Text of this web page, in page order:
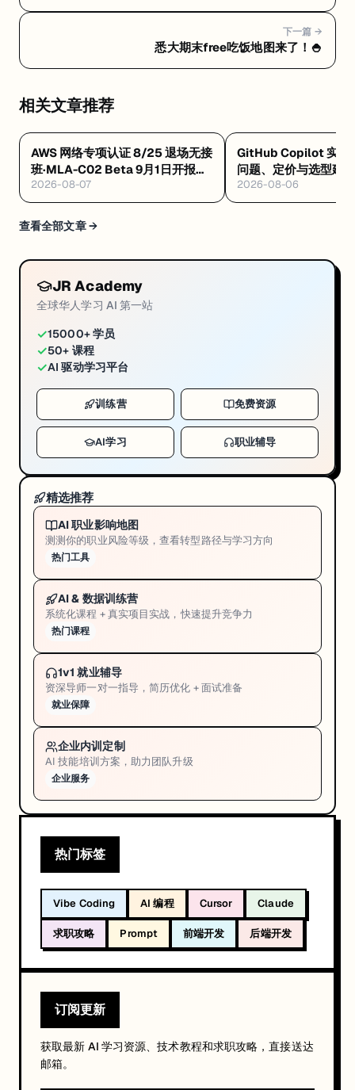
下一篇 →
悉大期末free吃饭地图来了！🍚
相关文章推荐
AWS 网络专项认证 8/25 退场无接
班·MLA-C02 Beta 9月1日开报
$75·GAIL 零基础 $99 稀缺证
2026-08-07
GitHub Copilot 实战
问题、定价与选型建议
2026-08-06
查看全部文章 →
JR Academy
全球华人学习 AI 第一站
✓15000+ 学员
✓50+ 课程
✓AI 驱动学习平台
训练营 免费资源
AI学习 职业辅导
精选推荐
AI 职业影响地图
测测你的职业风险等级，查看转型路径与学习方向
热门工具
AI & 数据训练营
系统化课程 + 真实项目实战，快速提升竞争力
热门课程
1v1 就业辅导
资深导师一对一指导，简历优化 + 面试准备
就业保障
企业内训定制
AI 技能培训方案，助力团队升级
企业服务
热门标签
Vibe Coding AI 编程 Cursor Claude
求职攻略 Prompt 前端开发 后端开发
订阅更新
获取最新 AI 学习资源、技术教程和求职攻略，直接送达
邮箱。